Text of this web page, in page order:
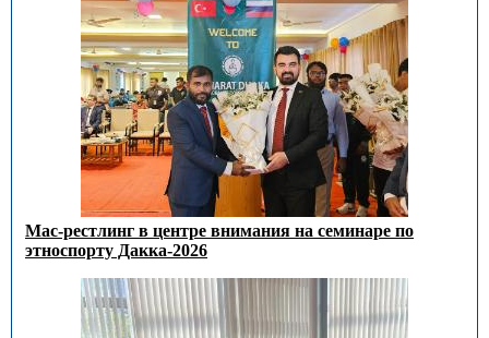
Мас-рестлинг в центре внимания на семинаре по
этноспорту Дакка-2026